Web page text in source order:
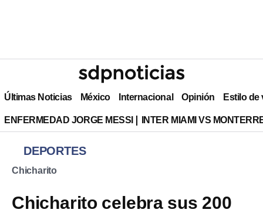
Últimas Noticias México Internacional Opinión Estilo de
ENFERMEDAD JORGE MESSI INTER MIAMI VS
DEPORTES
Chicharito
Chicharito celebra sus 200